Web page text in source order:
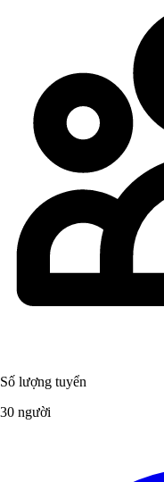
Số lượng tuyển
30 người